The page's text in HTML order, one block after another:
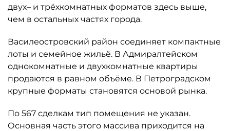
двух– и трёхкомнатных форматов здесь выше,
чем в остальных частях города.
Василеостровский район соединяет компактные
лоты и семейное жильё. В Адмиралтейском
однокомнатные и двухкомнатные квартиры
продаются в равном объёме. В Петроградском
крупные форматы становятся основой рынка.
По 567 сделкам тип помещения не указан.
Основная часть этого массива приходится на